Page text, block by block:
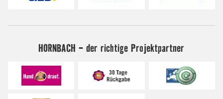
HORNBACH - der richtige Projektpartner